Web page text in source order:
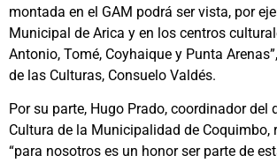
montada en el GAM podrá ser vista, por
Municipal de Arica y en los centros
Antonio, Tomé, Coyhaique y Punta
de las Culturas, Consuelo Valdés.
Por su parte, Hugo Prado, coordinador del
Cultura de la Municipalidad de Coquimbo,
“para nosotros es un honor ser parte de